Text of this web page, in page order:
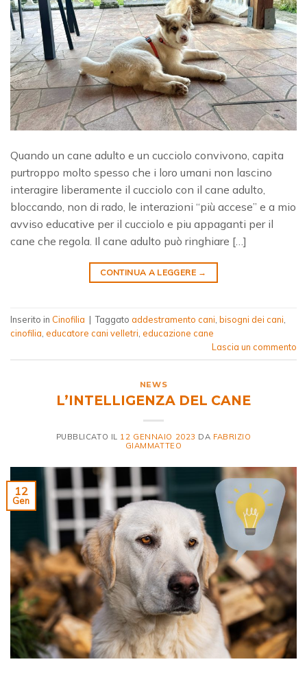
Quando un cane adulto e un cucciolo convivono, capita
purtroppo molto spesso che i loro umani non lascino
interagire liberamente il cucciolo con il cane adulto,
bloccando, non di rado, le interazioni “più accese” e a mio
avviso educative per il cucciolo e piu appaganti per il
cane che regola. Il cane adulto può ringhiare […]
CONTINUA A LEGGERE →
Inserito in Cinofilia | Taggato addestramento cani bisogni dei cani
cinofilia educatore cani velletri educazione cane
Lascia un commento
NEWS
L’INTELLIGENZA DEL CANE
PUBBLICATO IL 12 GENNAIO 2023 DA FABRIZIO
GIAMMATTEO
12
Gen